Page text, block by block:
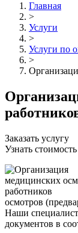
Главная
>
Услуги
>
Услуги по
>
Заказать услугу
Узнать стоимость
осмотров
Наши
документов в